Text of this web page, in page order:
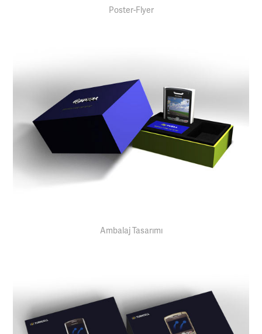
Poster-Flyer
Ambalaj Tasarımı